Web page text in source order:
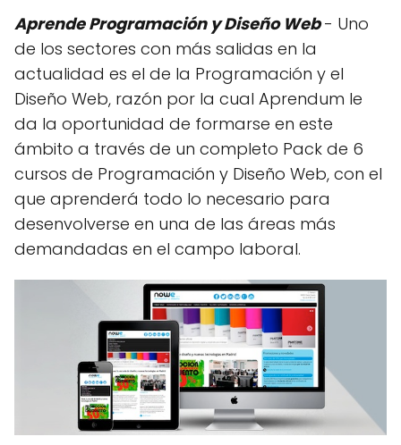
Aprende Programación y Diseño Web - Uno
de los sectores con más salidas en la
actualidad es el de la Programación y el
Diseño Web, razón por la cual Aprendum le
da la oportunidad de formarse en este
ámbito a través de un completo Pack de 6
cursos de Programación y Diseño Web, con el
que aprenderá todo lo necesario para
desenvolverse en una de las áreas más
demandadas en el campo laboral.